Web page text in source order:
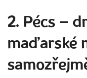
2. Pécs –
maďarské